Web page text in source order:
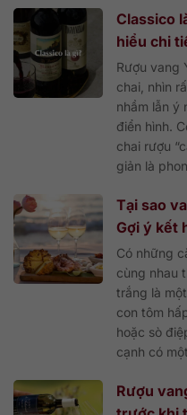
Classico
hiểu chi
Rượu vang
chai, nhìn
nhầm lẫn ý
điển hình.
chai rượu
giản là
Tại sao
Gợi ý kết
Có những
cùng nhau
trắng là
con tôm
hoặc sò
cạnh có
Rượu